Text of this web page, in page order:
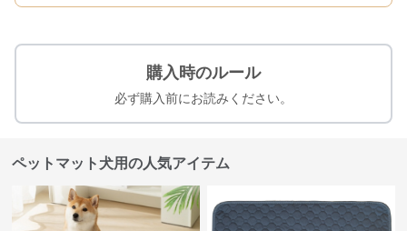
購入時のルール
必ず購入前にお読みください。
ペットマット犬用の人気アイテム